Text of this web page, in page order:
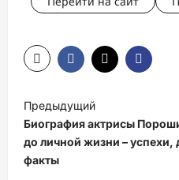
а
в
и
Предыдущий
Биография актрисы
до личной жизни –
факты